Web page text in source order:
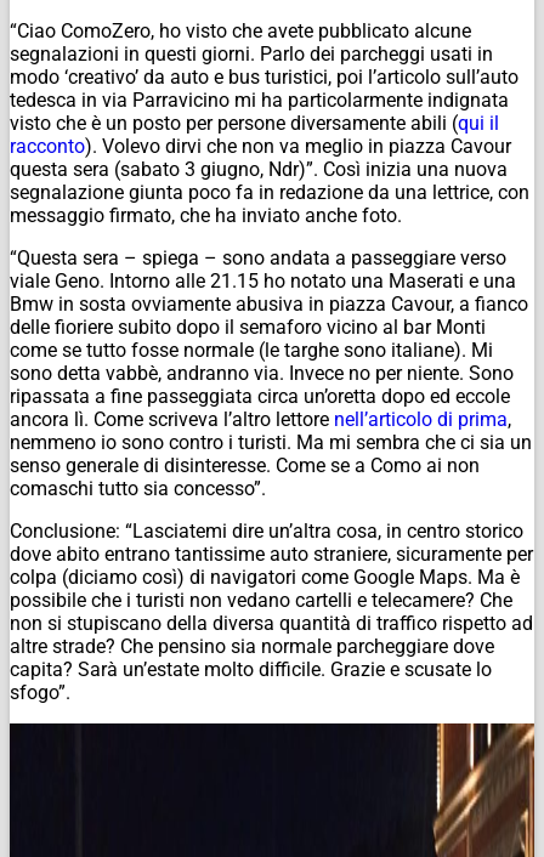
“Ciao ComoZero, ho visto che avete pubblicato alcune
segnalazioni in questi giorni. Parlo dei parcheggi usati in
modo ‘creativo’ da auto e bus turistici, poi l’articolo sull’auto
tedesca in via Parravicino mi ha particolarmente indignata
visto che è un posto per persone diversamente abili (qui il
racconto). Volevo dirvi che non va meglio in piazza Cavour
questa sera (sabato 3 giugno, Ndr)”. Così inizia una nuova
segnalazione giunta poco fa in redazione da una lettrice, con
messaggio firmato, che ha inviato anche foto.
“Questa sera – spiega – sono andata a passeggiare verso
viale Geno. Intorno alle 21.15 ho notato una Maserati e una
Bmw in sosta ovviamente abusiva in piazza Cavour, a fianco
delle fioriere subito dopo il semaforo vicino al bar Monti
come se tutto fosse normale (le targhe sono italiane). Mi
sono detta vabbè, andranno via. Invece no per niente. Sono
ripassata a fine passeggiata circa un’oretta dopo ed eccole
ancora lì. Come scriveva l’altro lettore nell’articolo di prima,
nemmeno io sono contro i turisti. Ma mi sembra che ci sia un
senso generale di disinteresse. Come se a Como ai non
comaschi tutto sia concesso”.
Conclusione: “Lasciatemi dire un’altra cosa, in centro storico
dove abito entrano tantissime auto straniere, sicuramente per
colpa (diciamo così) di navigatori come Google Maps. Ma è
possibile che i turisti non vedano cartelli e telecamere? Che
non si stupiscano della diversa quantità di traffico rispetto ad
altre strade? Che pensino sia normale parcheggiare dove
capita? Sarà un’estate molto difficile. Grazie e scusate lo
sfogo”.